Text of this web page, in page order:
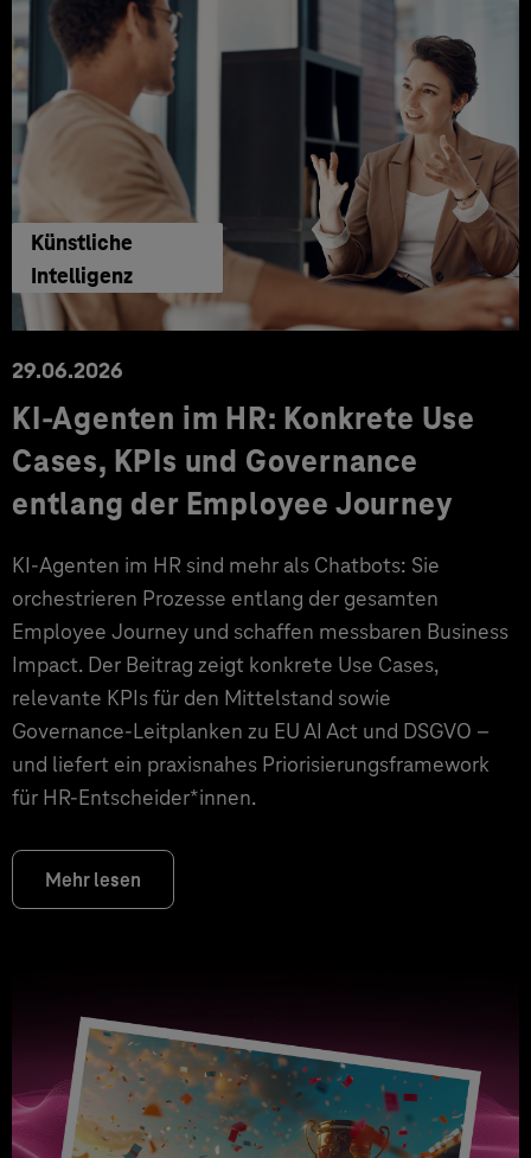
Künstliche
Intelligenz
29.06.2026
KI‑Agenten im HR: Konkrete Use
Cases, KPIs und Governance
entlang der Employee Journey
KI‑Agenten im HR sind mehr als Chatbots: Sie
orchestrieren Prozesse entlang der gesamten
Employee Journey und schaffen messbaren Business
Impact. Der Beitrag zeigt konkrete Use Cases,
relevante KPIs für den Mittelstand sowie
Governance‑Leitplanken zu EU AI Act und DSGVO –
und liefert ein praxisnahes Priorisierungsframework
für HR‑Entscheider*innen.
Mehr lesen